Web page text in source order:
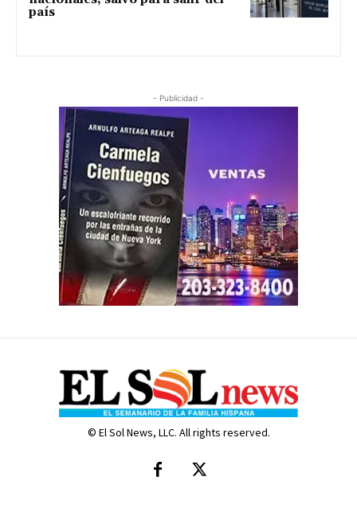
país
- Publicidad -
© El Sol News, LLC. All rights reserved.